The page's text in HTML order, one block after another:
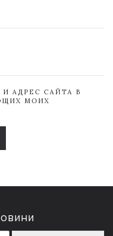
АДРЕС САЙТА В
МОИХ